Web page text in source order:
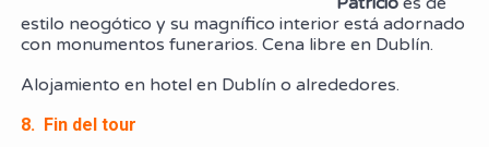
estilo neogótico y su magnífico interior está adornado
con monumentos funerarios. Cena libre en Dublín.
Alojamiento en hotel en Dublín o alrededores.
8. Fin del tour